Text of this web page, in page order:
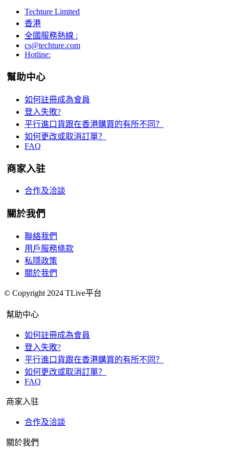
Techture Limited
香港
全國服務熱線 :
cs@techture.com
Hotline:
幫助中心
如何註冊成為會員
登入失敗?
平行進口貨跟在香港購買的有所不同？
如何更改或取消訂單？
FAQ
商家入驻
合作及洽談
關於我們
聯絡我們
用戶服務條款
私隱政策
關於我們
© Copyright 2024 TLive平台
幫助中心
如何註冊成為會員
登入失敗?
平行進口貨跟在香港購買的有所不同？
如何更改或取消訂單？
FAQ
商家入驻
合作及洽談
關於我們